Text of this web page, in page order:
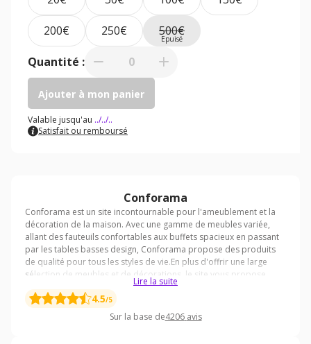
200€ 250€ 500€
Quantité : 0
Ajouter à mon panier
Valable jusqu'au ../../..
Satisfait ou remboursé
Conforama
Lire la suite
4.5/5
Sur la base de4206 avis